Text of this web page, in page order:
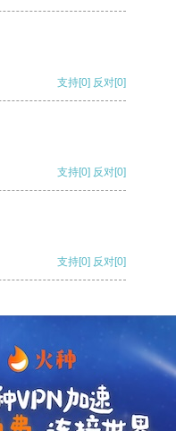
支持[0] 反对[0]
支持[0] 反对[0]
支持[0] 反对[0]
支持